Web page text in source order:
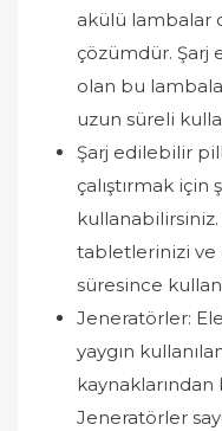
akülü lambalar
çözümdür. Şarj
olan bu
uzun süreli
Şarj edilebilir
çalıştırmak
kullanabilirsiniz.
tabletlerinizi ve
süresince
Jeneratörler:
yaygın
Jeneratörler